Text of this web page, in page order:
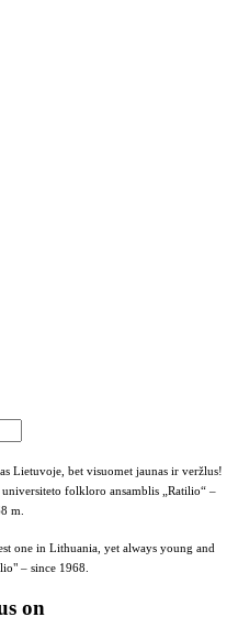
Lietuvoje, bet visuomet jaunas ir veržlus!
folkloro ansamblis „Ratilio“ –
m.
one in Lithuania, yet always young and
– since 1968.
on